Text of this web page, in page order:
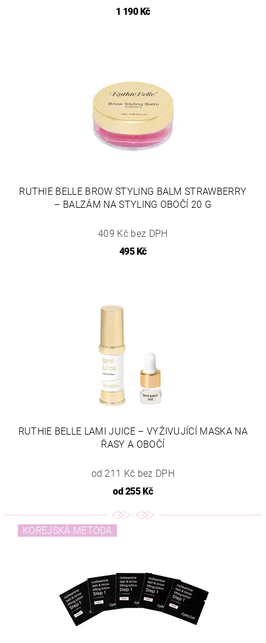
1 190 Kč
RUTHIE BELLE BROW STYLING BALM STRAWBERRY
– BALZÁM NA STYLING OBOČÍ 20 G
409 Kč bez DPH
495 Kč
RUTHIE BELLE LAMI JUICE – VYŽIVUJÍCÍ MASKA NA
ŘASY A OBOČÍ
od 211 Kč bez DPH
od255 Kč
KOREJSKÁ METODA